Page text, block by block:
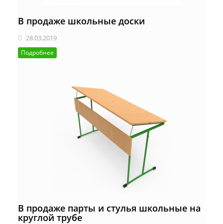
В продаже школьные доски
28.03.2019
Подробнее
В продаже парты и стулья школьные на
круглой трубе